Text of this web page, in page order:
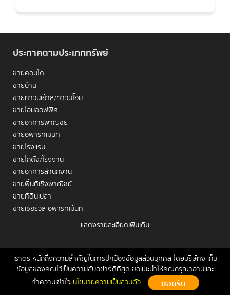
เราตระหนักถึงความสำคัญในการปกป้องข้อมูลส่วนบุคคล โดยบริษัทจะเก็บ
ข้อมูลของคุณไว้เป็นความลับอย่างดีที่สุด ขอแนะนำให้คุณกรุณาอ่านและ
ทำความเข้าใจนโยบายความเป็นส่วนตัว
ประกาศตามประเภททรัพย์
ขายคอนโด
ขายบ้าน
ขายทาวน์เฮ้าส์/ทาวน์โฮม
ขายโฮมออฟฟิศ
ขายอาคารพาณิชย์
ขายอพาร์ทเมนท์
ขายโรงแรม
ขายโกดัง/โรงงาน
ขายอาคารสำนักงาน
ขายพื้นที่เชิงพาณิชย์
ขายที่ดินเปล่า
ขายเซอร์วิส อพาร์ทเม้นท์
เช่าบ้าน
เช่าทาวน์เฮ้าส์/ทาวน์โฮม
เช่าโฮมออฟฟิศ
เช่าอาคารพาณิชย์
แสดงรายละเอียดเพิ่มเติม
หน้าหลัก ขาย เช่า ฝากขาย/เช่า ข่าวสาร ติดต่อเรา
Site
Map
Copyrights © 2026, Connex Property